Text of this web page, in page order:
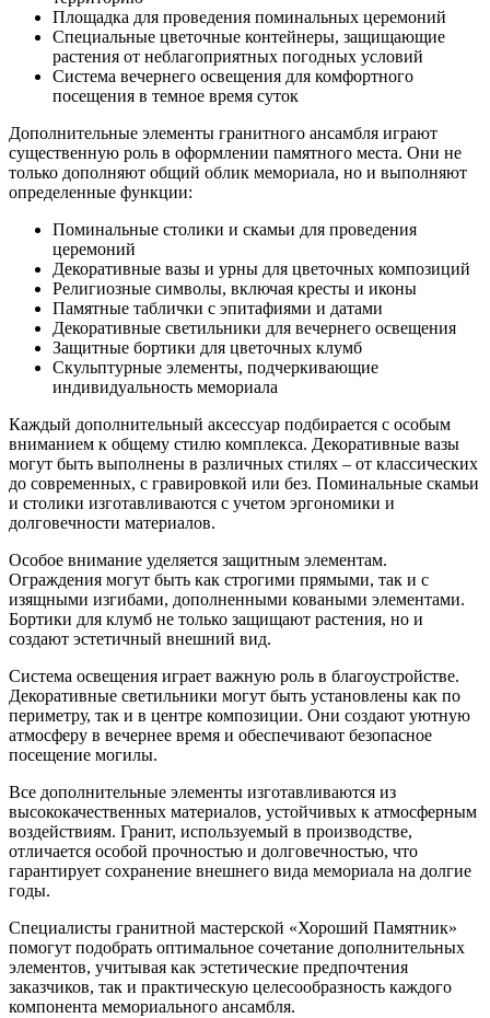
Площадка для проведения поминальных церемоний
Специальные цветочные контейнеры, защищающие
растения от неблагоприятных погодных условий
Система вечернего освещения для комфортного
посещения в темное время суток
Дополнительные элементы гранитного ансамбля играют
существенную роль в оформлении памятного места. Они не
только дополняют общий облик мемориала, но и выполняют
определенные функции:
Поминальные столики и скамьи для проведения
церемоний
Декоративные вазы и урны для цветочных композиций
Религиозные символы, включая кресты и иконы
Памятные таблички с эпитафиями и датами
Декоративные светильники для вечернего освещения
Защитные бортики для цветочных клумб
Скульптурные элементы, подчеркивающие
индивидуальность мемориала
Каждый дополнительный аксессуар подбирается с особым
вниманием к общему стилю комплекса. Декоративные вазы
могут быть выполнены в различных стилях – от классических
до современных, с гравировкой или без. Поминальные скамьи
и столики изготавливаются с учетом эргономики и
долговечности материалов.
Особое внимание уделяется защитным элементам.
Ограждения могут быть как строгими прямыми, так и с
изящными изгибами, дополненными коваными элементами.
Бортики для клумб не только защищают растения, но и
создают эстетичный внешний вид.
Система освещения играет важную роль в благоустройстве.
Декоративные светильники могут быть установлены как по
периметру, так и в центре композиции. Они создают уютную
атмосферу в вечернее время и обеспечивают безопасное
посещение могилы.
Все дополнительные элементы изготавливаются из
высококачественных материалов, устойчивых к атмосферным
воздействиям. Гранит, используемый в производстве,
отличается особой прочностью и долговечностью, что
гарантирует сохранение внешнего вида мемориала на долгие
годы.
Специалисты гранитной мастерской «Хороший Памятник»
помогут подобрать оптимальное сочетание дополнительных
элементов, учитывая как эстетические предпочтения
заказчиков, так и практическую целесообразность каждого
компонента мемориального ансамбля.